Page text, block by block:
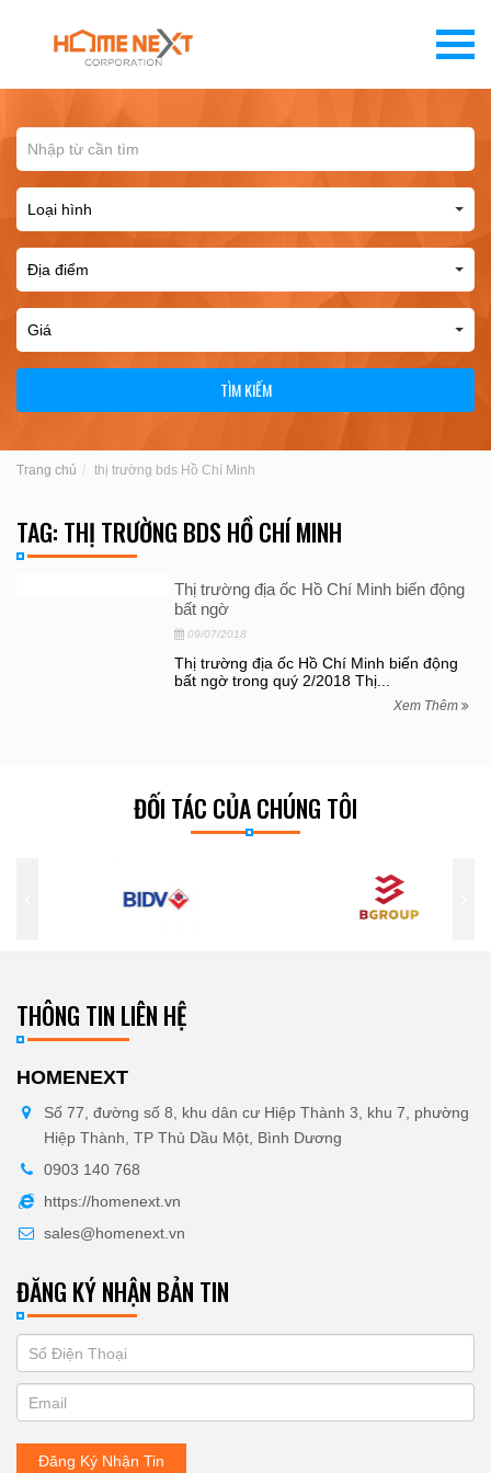
TÌM KIẾM
Trang chủ thị trường bds Hồ Chí Minh
TAG: THỊ TRƯỜNG BDS HỒ CHÍ MINH
Thị trường địa ốc Hồ Chí Minh biến động
bất ngờ
09/07/2018
Thị trường địa ốc Hồ Chí Minh biến động
bất ngờ trong quý 2/2018 Thị...
Xem Thêm
ĐỐI TÁC CỦA CHÚNG TÔI
THÔNG TIN LIÊN HỆ
HOMENEXT
Số 77, đường số 8, khu dân cư Hiệp Thành 3, khu 7, phường
Hiệp Thành, TP Thủ Dầu Một, Bình Dương
0903 140 768
https://homenext.vn
sales@homenext.vn
ĐĂNG KÝ NHẬN BẢN TIN
ĐĂNG
KÝ
NHẬN
BẢN
you
are
human,
leave
Đăng Ký Nhận Tin